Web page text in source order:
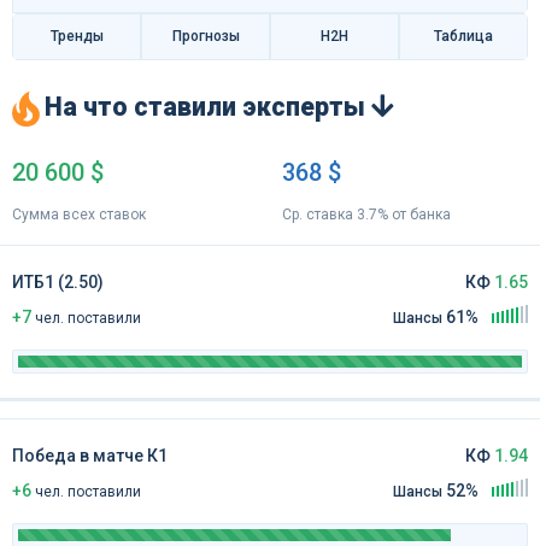
Тренды Прогнозы H2H Таблица
На что ставили эксперты
20 600 $
Сумма всех ставок
368 $
Ср. ставка 3.7% от банка
ИТБ1 (2.50)
+7 чел. поставили
КФ 1.65
Шансы 61%
Победа в матче К1
+6 чел. поставили
КФ 1.94
Шансы 52%